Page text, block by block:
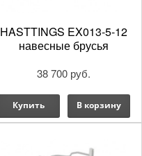
HASTTINGS EX013-5-12
навесные брусья
38 700 руб.
Купить В корзину